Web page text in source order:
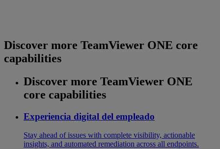
Discover more TeamViewer ONE core
capabilities
Discover more TeamViewer ONE
core capabilities
Experiencia digital del empleado
Stay ahead of issues with complete visibility, actionable
insights, and automated remediation across all endpoints.